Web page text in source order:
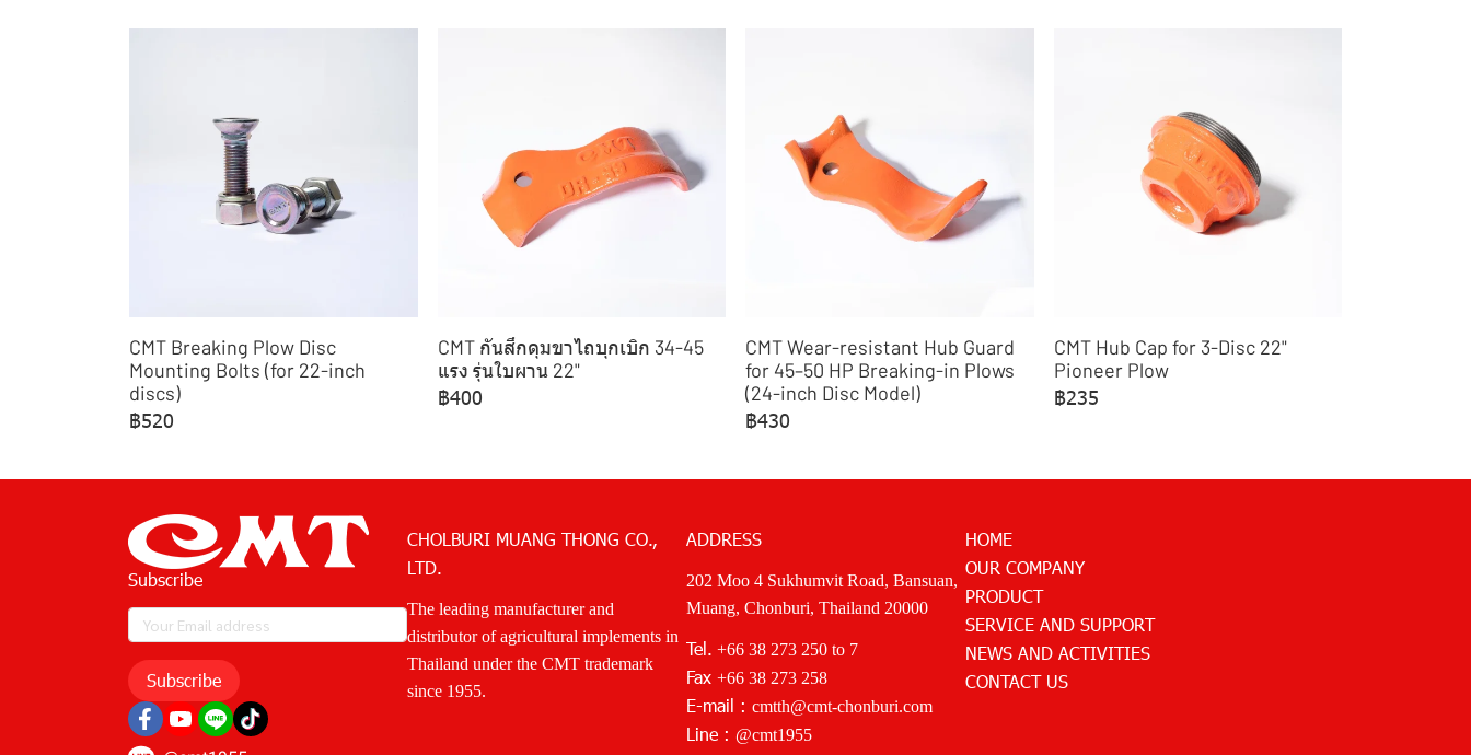
CMT Breaking Plow Disc
Mounting Bolts (for 22-inch
discs)
฿520
CMT กันสึกดุมขาไถบุกเบิก 34-45
แรง รุ่นใบผาน 22"
฿400
CMT Wear-resistant Hub Guard
for 45–50 HP Breaking-in Plows
(24-inch Disc Model)
฿430
CMT Hub Cap for 3-Disc 22"
Pioneer Plow
฿235
Subscribe
Subscribe
CHOLBURI MUANG THONG CO.,
LTD.
The leading manufacturer and
distributor of agricultural implements in
Thailand under the CMT trademark
since 1955.
ADDRESS
202 Moo 4 Sukhumvit Road, Bansuan,
Muang, Chonburi, Thailand 20000
Tel. +66 38 273 250 to 7
Fax +66 38 273 258
E-mail : cmtth@cmt-chonburi.com
Line : @cmt1955
HOME
OUR COMPANY
PRODUCT
SERVICE AND SUPPORT
NEWS AND ACTIVITIES
CONTACT US